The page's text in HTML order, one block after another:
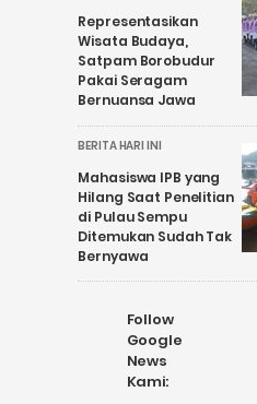
Representasikan
Wisata Budaya,
Satpam Borobudur
Pakai Seragam
Bernuansa Jawa
BERITA HARI INI
Mahasiswa IPB yang
Hilang Saat Penelitian
di Pulau Sempu
Ditemukan Sudah Tak
Bernyawa
Follow
Google
News
Kami: